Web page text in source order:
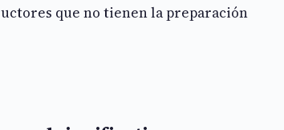
que no tienen la preparación